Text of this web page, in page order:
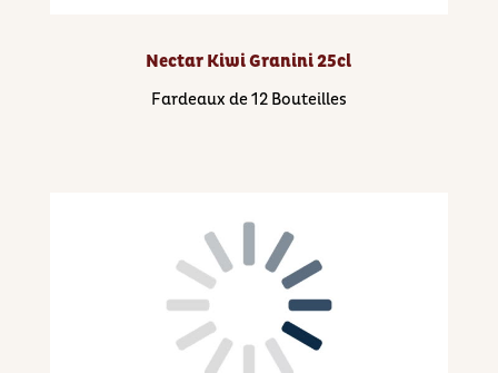
Nectar Kiwi Granini 25cl
Fardeaux de 12 Bouteilles